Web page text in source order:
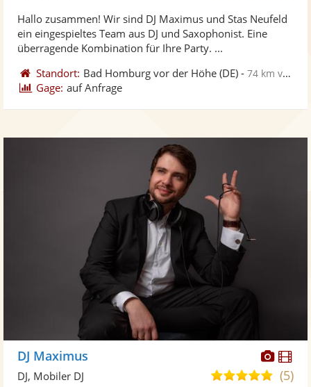
Fotos
5
Hallo zusammen! Wir sind DJ Maximus und Stas Neufeld
ein eingespieltes Team aus DJ und Saxophonist. Eine
überragende Kombination für Ihre Party. ...
Standort: Bad Homburg vor der Höhe (DE) -74 km von Koblenz
Gage: auf Anfrage
DJ Maximus
5,0(5)
DJ, Mobiler DJ